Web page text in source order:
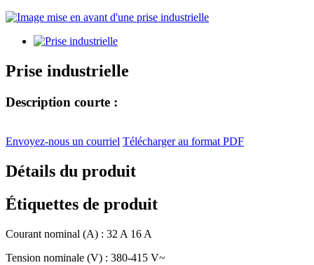
Prise industrielle
Description courte :
Envoyez-nous un courriel Télécharger au format PDF
Détails du produit
Étiquettes de produit
Courant nominal (A) : 32 A 16 A
Tension nominale (V) : 380-415 V~